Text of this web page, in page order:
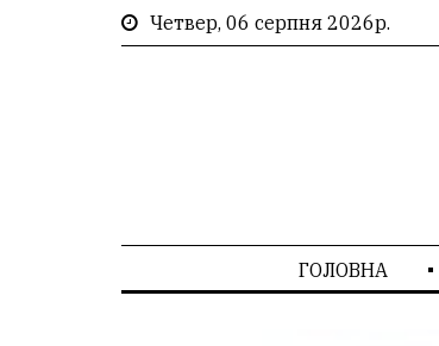
Четвер, 06 серпня 2026р.
ГОЛОВНА